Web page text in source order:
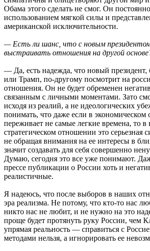
Обама этого сделать не смог. Он
использованием мягкой силы и
американской исключительности.
— Есть ли шанс, что с новым
выстраивать отношения на другой
— Да, есть надежда, что новый президент,
или Трамп, по-другому посмотрит на
отношения. Он не будет обременен
связанным с личными моментами. Зато
исходя из реалий, а не идеологических
понимать, что даже если в
переживает не самые легкие времена, то в
стратегическом отношении это серьезная
не обращая внимания на ее интересы в
значит создавать для себя совершенно
Думаю, сегодня это все уже понимают.
прессе публикации о России хоть и
реалистичные.
Я надеюсь, что после выборов в наших
эра реализма. Не потому, что кто-то нас
никто нас не любит, и не нужно на это
проще будет протянуть руку России, чем
упрямая реальность — справиться с
методами нельзя, а игнорировать ее